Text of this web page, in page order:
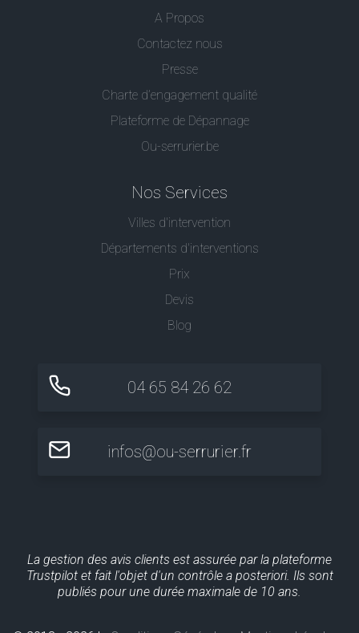
A Propos
Contactez nous
Presse
Charte d’engagement qualité
Plateforme de Dépannage
Ou-serrurier.be
Nos Services
Villes d'intervention
Départements d'interventions
Prix
Devis
Blog
04 65 84 26 62
infos@ou-serrurier.fr
La gestion des avis clients est assurée par la plateforme
Trustpilot et fait l'objet d'un contrôle a posteriori. Ils sont
publiés pour une durée maximale de 10 ans.